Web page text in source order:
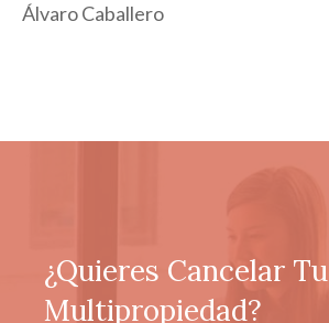
Álvaro Caballero
¿Quieres Cancelar Tu
Multipropiedad?